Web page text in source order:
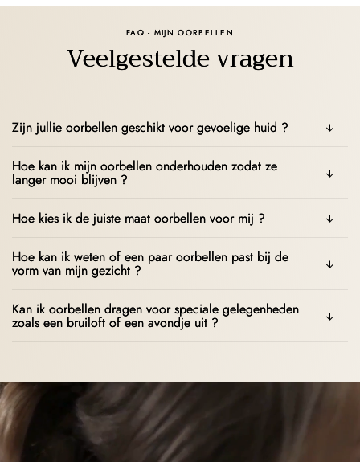
FAQ - MIJN OORBELLEN
Veelgestelde vragen
Zijn jullie oorbellen geschikt voor gevoelige huid ?
Hoe kan ik mijn oorbellen onderhouden zodat ze
langer mooi blijven ?
Hoe kies ik de juiste maat oorbellen voor mij ?
Hoe kan ik weten of een paar oorbellen past bij de
vorm van mijn gezicht ?
Kan ik oorbellen dragen voor speciale gelegenheden
zoals een bruiloft of een avondje uit ?